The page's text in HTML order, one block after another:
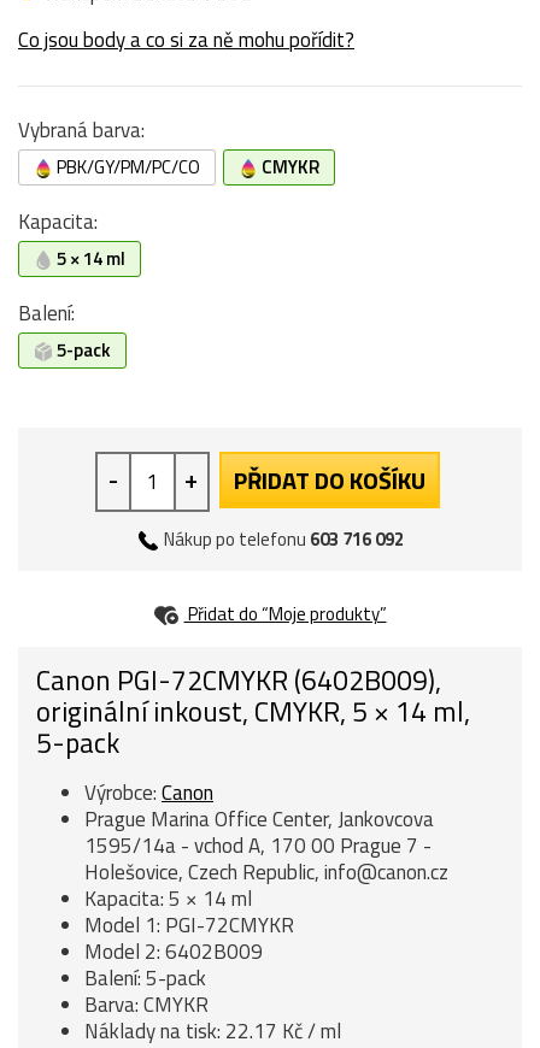
Co jsou body a co si za ně mohu pořídit?
Vybraná barva:
PBK/GY/PM/PC/CO CMYKR
Kapacita:
5 × 14 ml
Balení:
5-pack
- + PŘIDAT DO KOŠÍKU
Nákup po telefonu 603 716 092
Přidat do “Moje produkty”
Canon PGI-72CMYKR (6402B009),
originální inkoust, CMYKR, 5 × 14 ml,
5-pack
Výrobce:Canon
Prague Marina Office Center, Jankovcova
1595/14a - vchod A, 170 00 Prague 7 -
Holešovice, Czech Republic, info@canon.cz
Kapacita: 5 × 14 ml
Model 1: PGI-72CMYKR
Model 2: 6402B009
Balení: 5-pack
Barva: CMYKR
Náklady na tisk: 22.17 Kč / ml